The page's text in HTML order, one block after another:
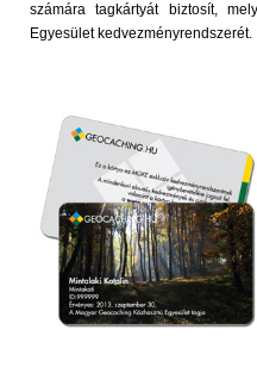
számára tagkártyát biztosít,
Egyesület kedvezményrendszerét.